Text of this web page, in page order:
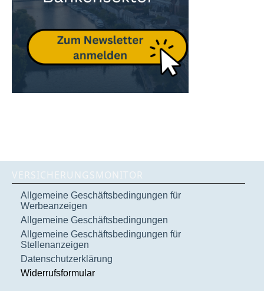
VERSICHERUNGSMONITOR
Allgemeine Geschäftsbedingungen für
Werbeanzeigen
Allgemeine Geschäftsbedingungen
Allgemeine Geschäftsbedingungen für
Stellenanzeigen
Datenschutzerklärung
Widerrufsformular